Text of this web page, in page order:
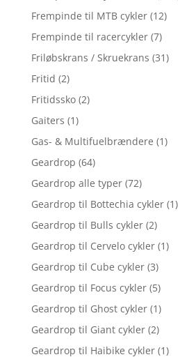
Frempinde til MTB cykler (12)
Frempinde til racercykler (7)
Friløbskrans / Skruekrans (31)
Fritid (2)
Fritidssko (2)
Gaiters (1)
Gas- & Multifuelbrændere (1)
Geardrop (64)
Geardrop alle typer (72)
Geardrop til Bottechia cykler (1)
Geardrop til Bulls cykler (2)
Geardrop til Cervelo cykler (1)
Geardrop til Cube cykler (3)
Geardrop til Focus cykler (5)
Geardrop til Ghost cykler (1)
Geardrop til Giant cykler (2)
Geardrop til Haibike cykler (1)